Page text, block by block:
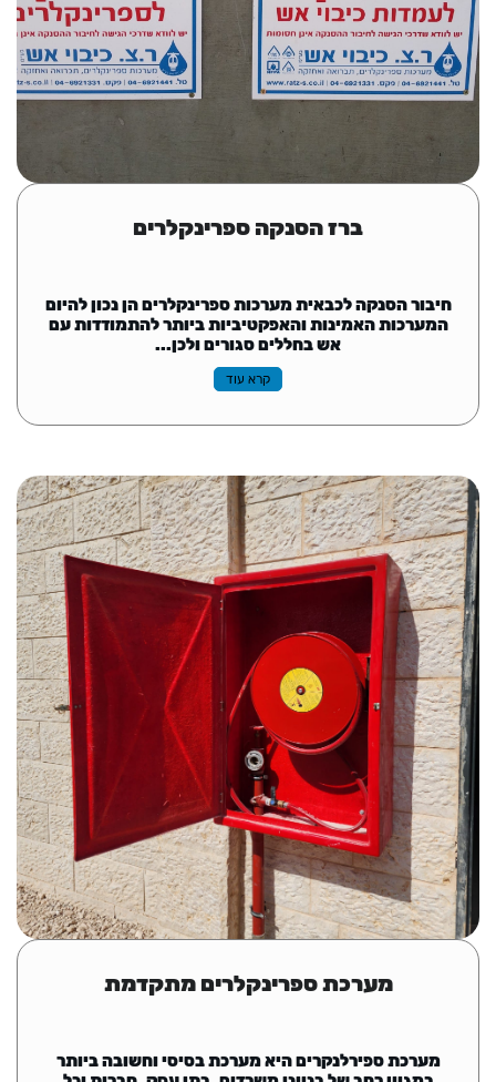
ברז הסנקה ספרינקלרים
חיבור הסנקה לכבאית מערכות ספרינקלרים הן נכון להיום
המערכות האמינות והאפקטיביות ביותר להתמודדות עם
אש בחללים סגורים ולכן...
קרא עוד
מערכת ספרינקלרים מתקדמת
מערכת ספירלנקרים היא מערכת בסיסי וחשובה ביותר